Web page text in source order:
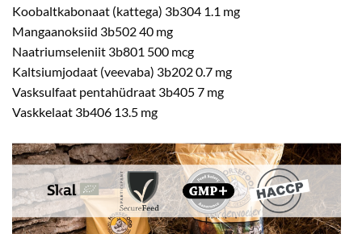
Koobaltkabonaat (kattega) 3b304 1.1 mg
Mangaanoksiid 3b502 40 mg
Naatriumseleniit 3b801 500 mcg
Kaltsiumjodaat (veevaba) 3b202 0.7 mg
Vasksulfaat pentahüdraat 3b405 7 mg
Vaskkelaat 3b406 13.5 mg